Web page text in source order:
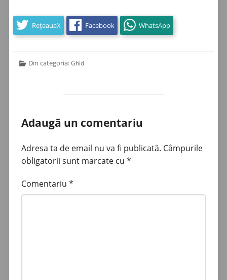
RețeauaX Facebook WhatsApp
Din categoria:Ghid
Adaugă un comentariu
Adresa ta de email nu va fi publicată. Câmpurile
obligatorii sunt marcate cu *
Comentariu *